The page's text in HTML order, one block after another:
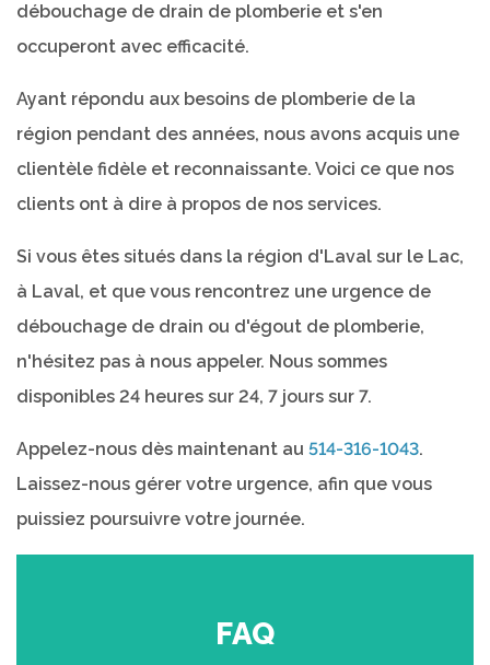
débouchage de drain de plomberie et s'en
occuperont avec efficacité.
Ayant répondu aux besoins de plomberie de la
région pendant des années, nous avons acquis une
clientèle fidèle et reconnaissante. Voici ce que nos
clients ont à dire à propos de nos services.
Si vous êtes situés dans la région d'Laval sur le Lac,
à Laval, et que vous rencontrez une urgence de
débouchage de drain ou d'égout de plomberie,
n'hésitez pas à nous appeler. Nous sommes
disponibles 24 heures sur 24, 7 jours sur 7.
Appelez-nous dès maintenant au 514-316-1043.
Laissez-nous gérer votre urgence, afin que vous
puissiez poursuivre votre journée.
FAQ